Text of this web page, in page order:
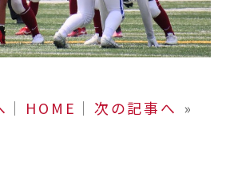
│ HOME │ 次の記事へ »